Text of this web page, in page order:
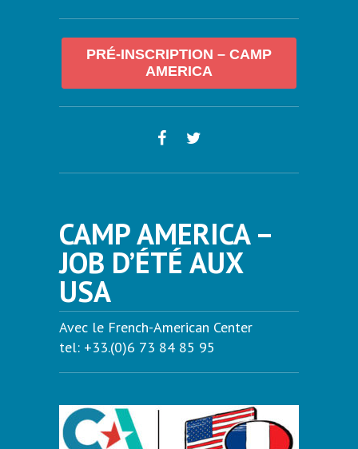
PRÉ-INSCRIPTION – CAMP
AMERICA
CAMP AMERICA –
JOB D’ÉTÉ AUX
USA
Avec le French-American Center
tel: +33.(0)6 73 84 85 95